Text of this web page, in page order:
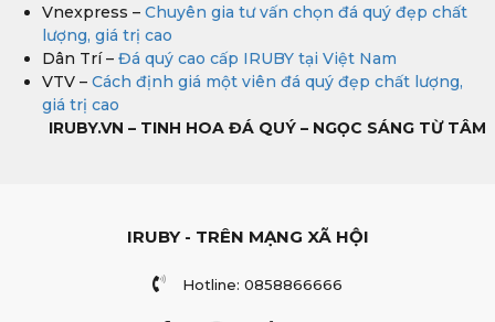
Vnexpress – Chuyên gia tư vấn chọn đá quý đẹp chất
lượng, giá trị cao
Dân Trí – Đá quý cao cấp IRUBY tại Việt Nam
VTV – Cách định giá một viên đá quý đẹp chất lượng,
giá trị cao
IRUBY.VN – TINH HOA ĐÁ QUÝ – NGỌC SÁNG TỪ TÂM
IRUBY - TRÊN MẠNG XÃ HỘI
Hotline: 0858866666